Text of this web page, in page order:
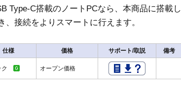
Type-C搭載のノートPCなら、本商品に搭載し
接続をよりスマートに行えます。
仕様 価格 サポート/取説 備考
ク オープン価格